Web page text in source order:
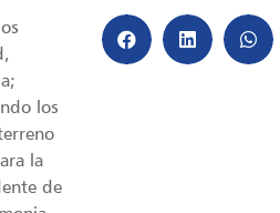
los
la
de